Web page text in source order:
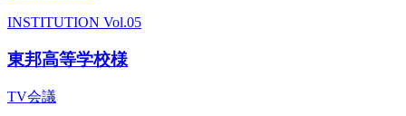
INSTITUTION Vol.05
東邦高等学校様
TV会議